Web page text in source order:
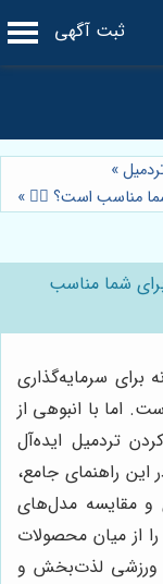
ثبت آگهی
»
مناسب است؟ 🏃‍♂️ »
شما مناسب
برای سرمایه‌گذاری
اما با انبوهی از
تردمیل ایده‌آل
راهنمای جامع،
و مقایسه مدل‌های
از میان محصولات
ورزشی لذت‌بخش و